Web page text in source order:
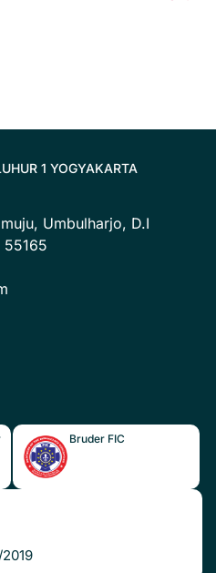
1 YOGYAKARTA
Umbulharjo, D.I
55165
Bruder FIC